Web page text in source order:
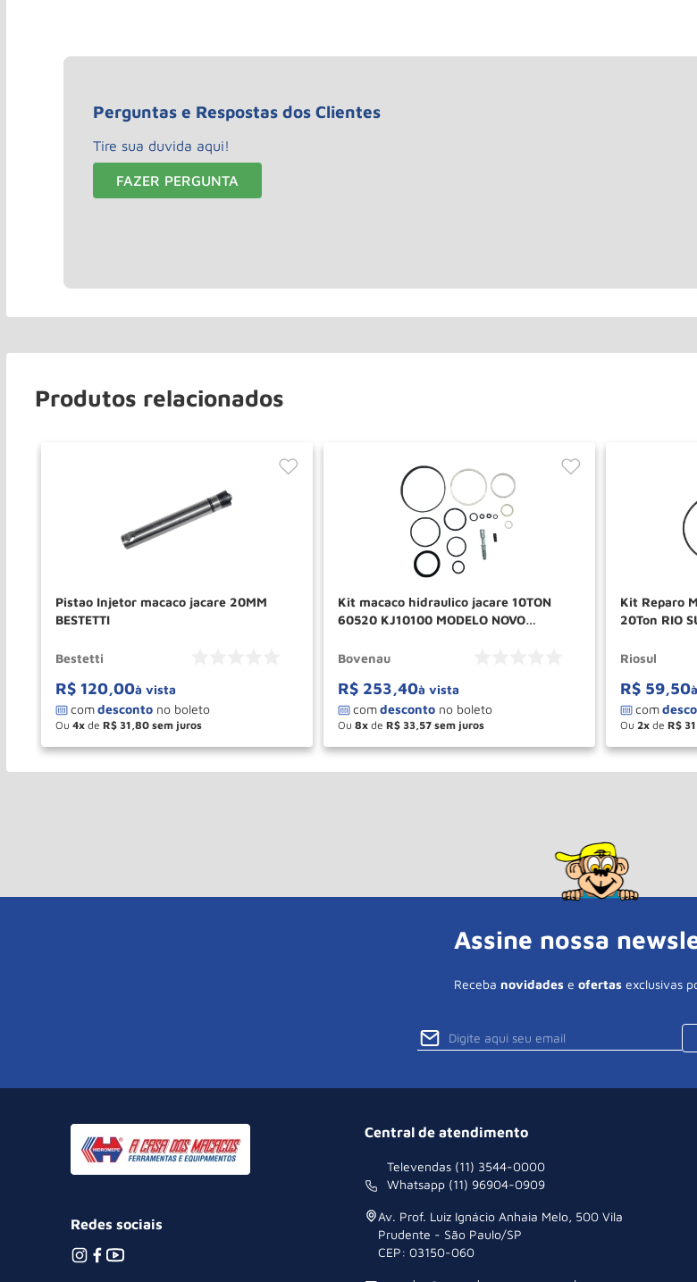
Perguntas e Respostas dos Clientes
Tire sua duvida aqui!
FAZER PERGUNTA
Produtos relacionados
Pistao Injetor macaco jacare 20MM
BESTETTI
Bestetti
R$ 120,00à vista
Ou 4 de R$ 31,80
＋
－ COMPRAR
Kit macaco hidraulico jacare 10TON
60520 KJ10100 MODELO NOVO
Bovenau
R$ 253,40à vista
Ou 8 de R$ 33,57
＋
－ COMPRAR
Kit Reparo
20Ton RIO
Riosul
R$ 59,50
Ou 2 de R$ 31
－
Assine nossa
Receba novidades e ofertas exclusivas
Redes sociais
Central de atendimento
Televendas (11) 3544-0000
Whatsapp (11) 96904-0909
Av. Prof. Luiz Ignácio Anhaia Melo, 500 Vila
Prudente - São Paulo/SP
CEP: 03150-060